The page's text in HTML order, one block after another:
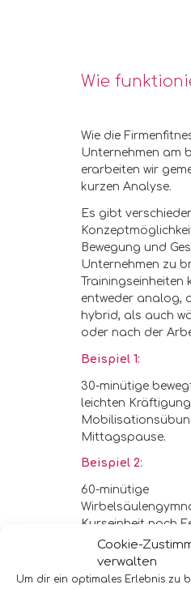
Cookie-
verwalten
Um dir ein optimales Erlebnis zu
Wie
Wie die
Unternehmen am
erarbeiten wir
kurzen Analyse.
Es gibt
Bewegung und
Unternehmen zu
Trainingseinheiten
entweder analog,
hybrid, als auch
oder nach der
Beispiel 1:
30-minütige
leichten
Mittagspause.
Beispiel 2:
60-minütige
Kurseinheit nach